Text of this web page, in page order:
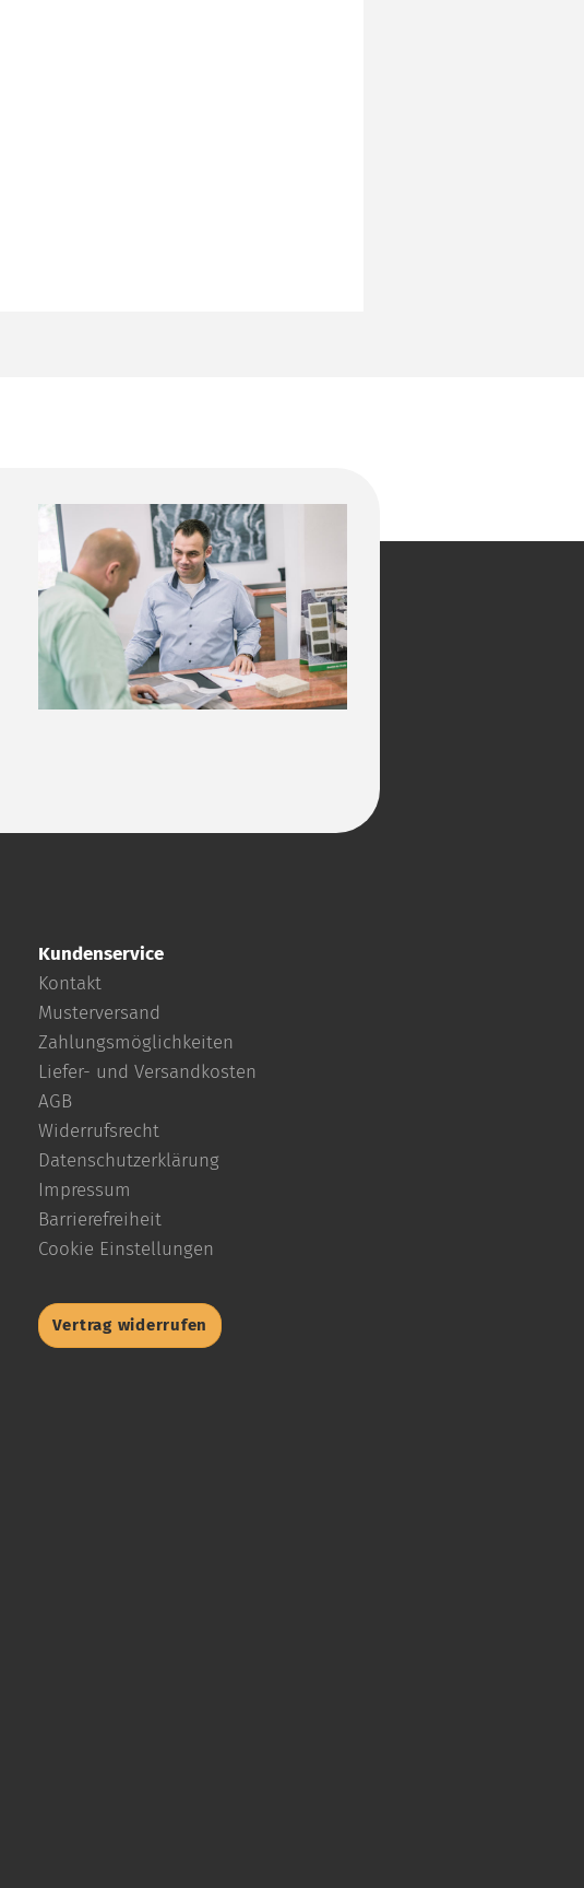
Kundenservice
Kontakt
Musterversand
Zahlungsmöglichkeiten
Liefer- und Versandkosten
AGB
Widerrufsrecht
Datenschutzerklärung
Impressum
Barrierefreiheit
Cookie Einstellungen
Vertrag widerrufen